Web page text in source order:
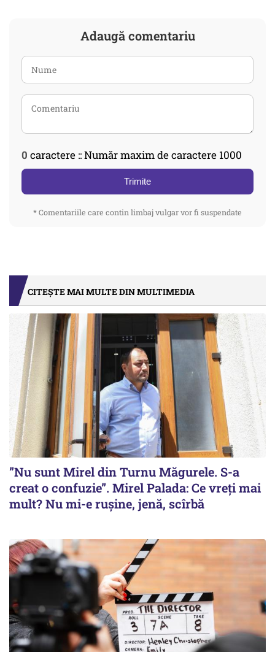
Adaugă comentariu
0 caractere :: Număr maxim de caractere 1000
Trimite
* Comentariile care contin limbaj vulgar vor fi suspendate
CITEȘTE MAI MULTE DIN MULTIMEDIA
”Nu sunt Mirel din Turnu Măgurele. S-a
creat o confuzie”. Mirel Palada: Ce vreți mai
mult? Nu mi-e rușine, jenă, scîrbă